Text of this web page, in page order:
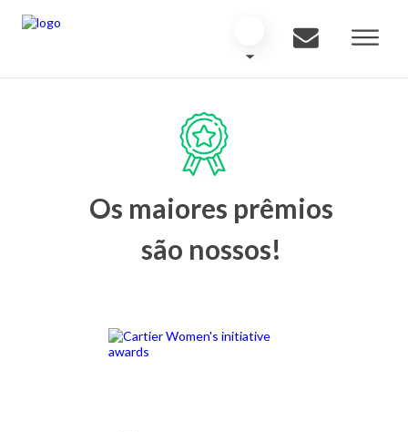
Os maiores prêmios
são nossos!